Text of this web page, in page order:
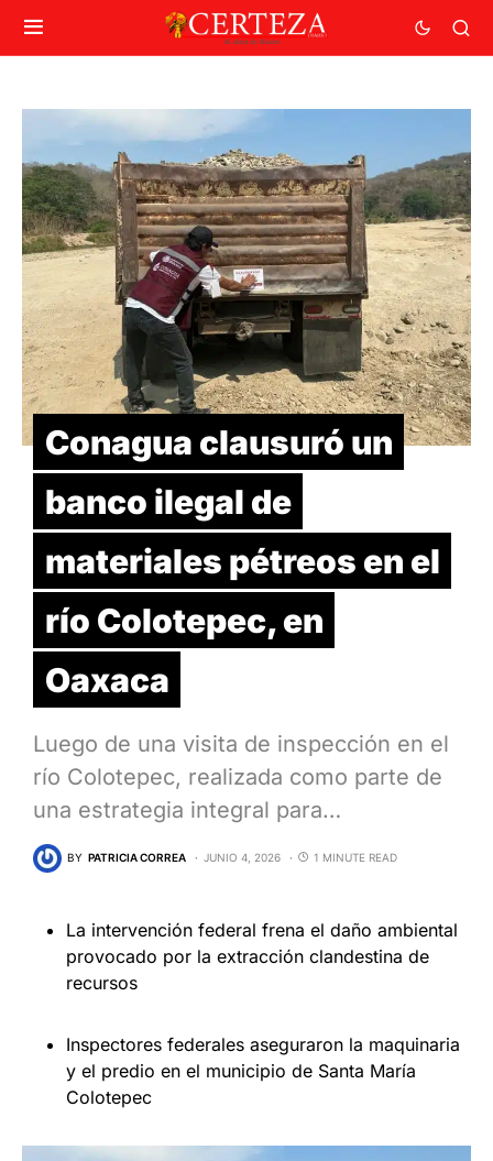
Conagua clausuró un
banco ilegal de
materiales pétreos en el
río Colotepec, en
Oaxaca
Luego de una visita de inspección en el
río Colotepec, realizada como parte de
una estrategia integral para…
BY PATRICIA CORREA JUNIO 4, 2026 1 MINUTE READ
La intervención federal frena el daño ambiental
provocado por la extracción clandestina de
recursos
Inspectores federales aseguraron la maquinaria
y el predio en el municipio de Santa María
Colotepec